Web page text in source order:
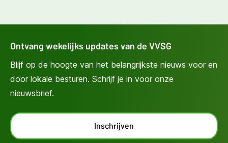
Ontvang wekelijks updates van de VVSG
Blijf op de hoogte van het belangrijkste nieuws voor en
door lokale besturen. Schrijf je in voor onze
nieuwsbrief.
Inschrijven